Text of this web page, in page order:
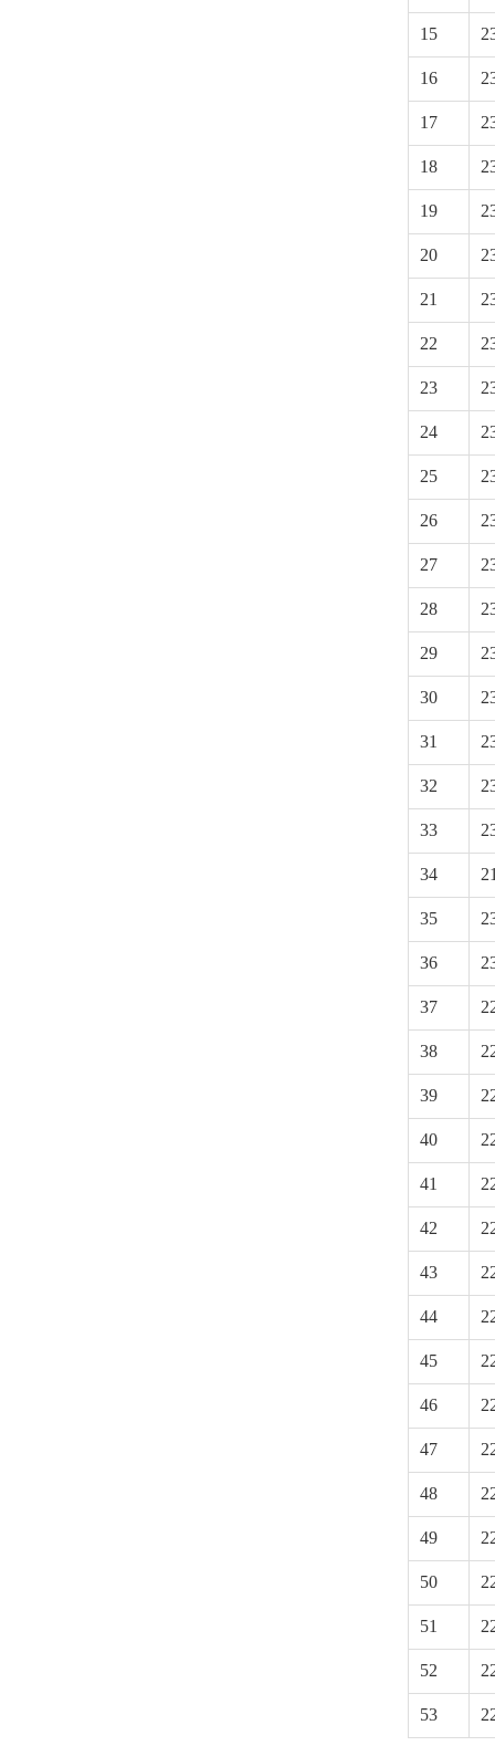
15
16
17
18
19
20
21
22
23
24
25
26
27
28
29
30
31
32
33
34
35
36
37
38
39
40
41
42
43
44
45
46
47
48
49
50
51
52
53